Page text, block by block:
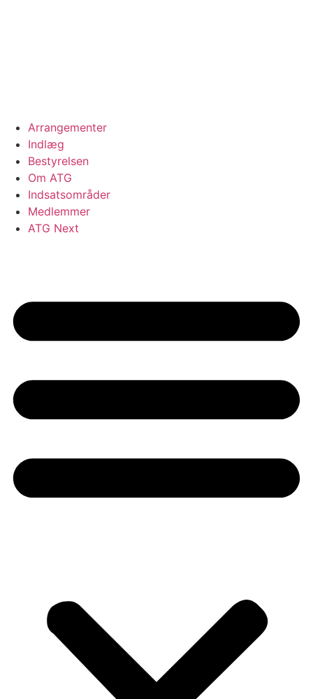
Arrangementer
Indlæg
Bestyrelsen
Om ATG
Indsatsområder
Medlemmer
ATG Next